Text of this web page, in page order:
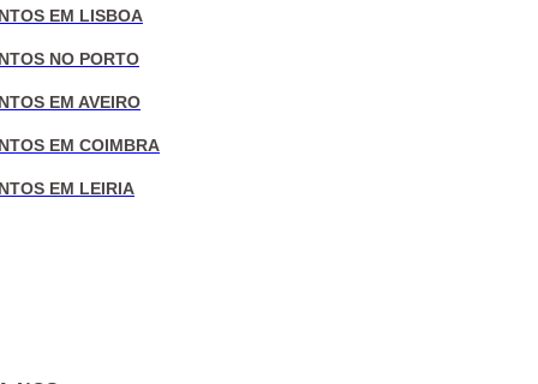
EM LISBOA
NO PORTO
EM AVEIRO
EM COIMBRA
EM LEIRIA